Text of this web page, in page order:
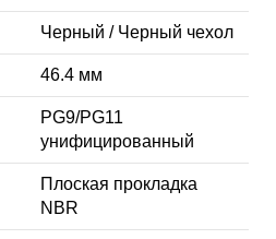
Черный / Черный чехол
46.4 мм
PG9/PG11
унифицированный
Плоская прокладка
NBR